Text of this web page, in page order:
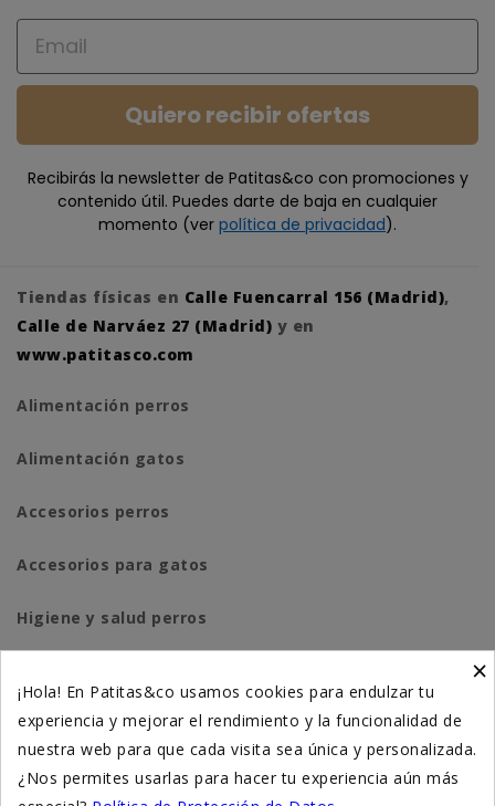
Email
Quiero recibir ofertas
Recibirás la newsletter de Patitas&co con promociones y
contenido útil. Puedes darte de baja en cualquier
momento (ver política de privacidad).
Tiendas físicas en Calle Fuencarral 156 (Madrid),
Calle de Narváez 27 (Madrid) y en
www.patitasco.com
Alimentación perros
Alimentación gatos
Accesorios perros
Accesorios para gatos
Higiene y salud perros
Suplementación natural
Otros
×
¡Hola! En Patitas&co usamos cookies para endulzar tu
experiencia y mejorar el rendimiento y la funcionalidad de
nuestra web para que cada visita sea única y personalizada.
¿Nos permites usarlas para hacer tu experiencia aún más